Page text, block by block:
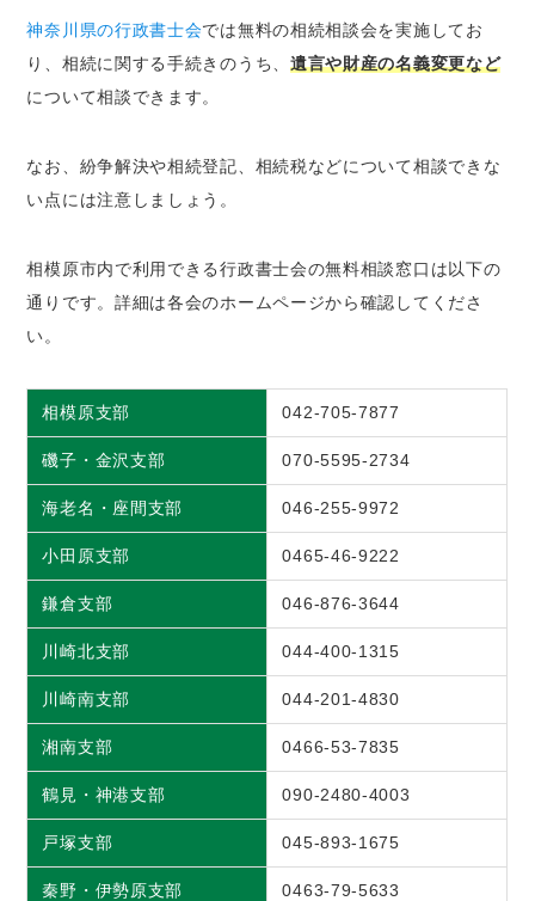
神奈川県の行政書士会では無料の相続相談会を実施してお
り、相続に関する手続きのうち、 遺言や財産の名義変更など
について相談できます。
なお、紛争解決や相続登記、相続税などについて相談できな
い点には注意しましょう。
相模原市内で利用できる行政書士会の無料相談窓口は以下の
通りです。詳細は各会のホームページから確認してくださ
い。
相模原支部 042-705-7877
磯子・金沢支部 070-5595-2734
海老名・座間支部 046-255-9972
小田原支部 0465-46-9222
鎌倉支部 046-876-3644
川崎北支部 044-400-1315
川崎南支部 044-201-4830
湘南支部 0466-53-7835
鶴見・神港支部 090-2480-4003
戸塚支部 045-893-1675
秦野・伊勢原支部 0463-79-5633